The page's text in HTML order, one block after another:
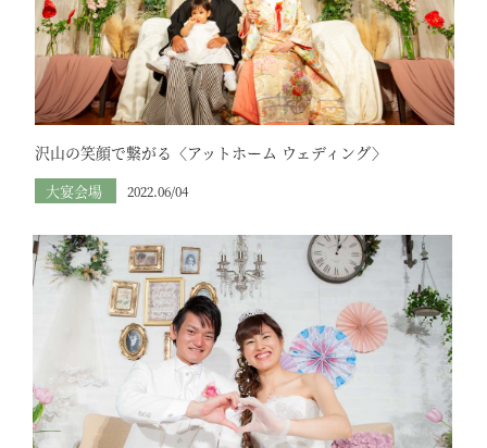
沢山の笑顔で繋がる〈アットホーム ウェディング〉
大宴会場 2022.06/04